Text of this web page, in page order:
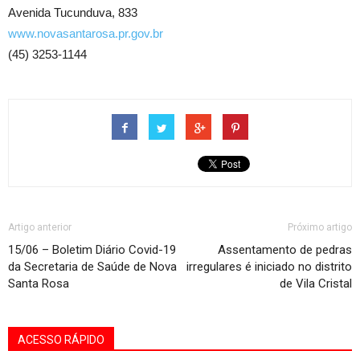
Avenida Tucunduva, 833
www.novasantarosa.pr.gov.br
(45) 3253-1144
Artigo anterior
15/06 – Boletim Diário Covid-19
da Secretaria de Saúde de Nova
Santa Rosa
Próximo artigo
Assentamento de pedras
irregulares é iniciado no distrito
de Vila Cristal
ACESSO RÁPIDO